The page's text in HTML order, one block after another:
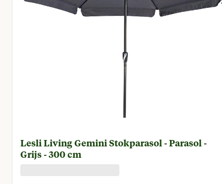
Lesli Living Gemini Stokparasol - Parasol -
Grijs - 300 cm